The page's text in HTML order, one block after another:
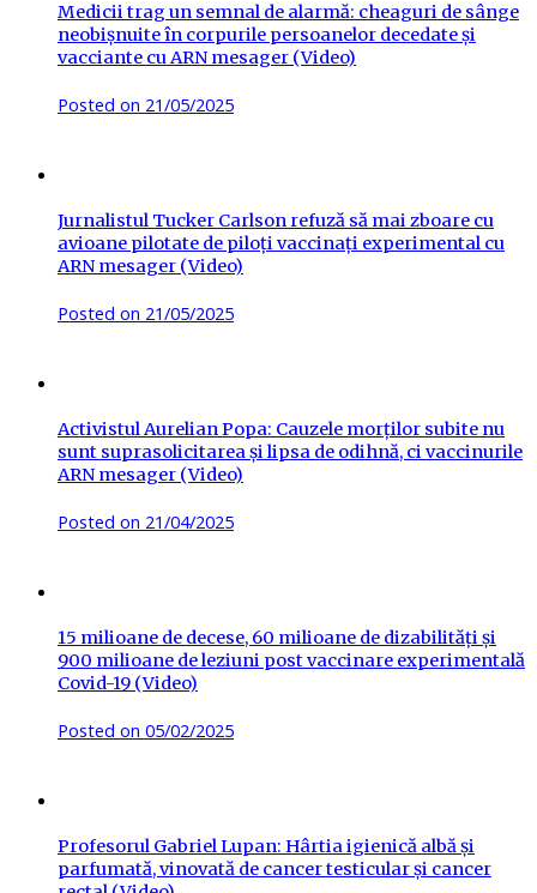
Medicii trag un semnal de alarmă: cheaguri de sânge
neobișnuite în corpurile persoanelor decedate și
vacciante cu ARN mesager (Video)
Posted on 21/05/2025
Jurnalistul Tucker Carlson refuză să mai zboare cu
avioane pilotate de piloți vaccinați experimental cu
ARN mesager (Video)
Posted on 21/05/2025
Activistul Aurelian Popa: Cauzele morților subite nu
sunt suprasolicitarea și lipsa de odihnă, ci vaccinurile
ARN mesager (Video)
Posted on 21/04/2025
15 milioane de decese, 60 milioane de dizabilități și
900 milioane de leziuni post vaccinare experimentală
Covid-19 (Video)
Posted on 05/02/2025
Profesorul Gabriel Lupan: Hârtia igienică albă și
parfumată, vinovată de cancer testicular și cancer